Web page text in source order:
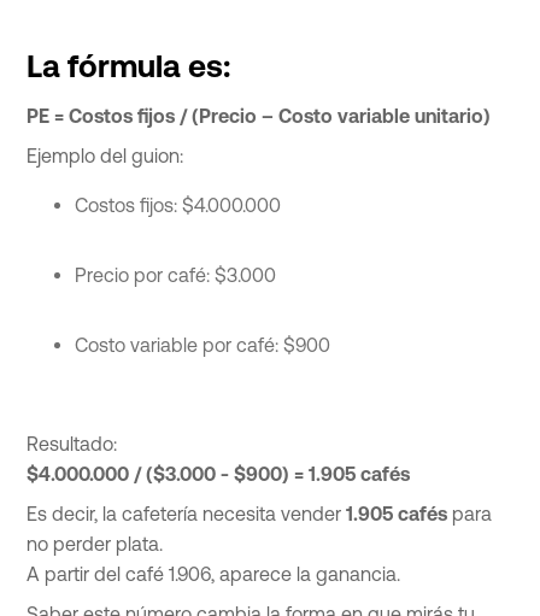
La fórmula es:
PE = Costos fijos / (Precio – Costo variable unitario)
Ejemplo del guion:
Costos fijos: $4.000.000
Precio por café: $3.000
Costo variable por café: $900
Resultado:
$4.000.000 / ($3.000 - $900) = 1.905 cafés
Es decir, la cafetería necesita vender1.905 cafés para
no perder plata.
A partir del café 1.906, aparece la ganancia.